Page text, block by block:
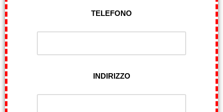
TELEFONO
INDIRIZZO